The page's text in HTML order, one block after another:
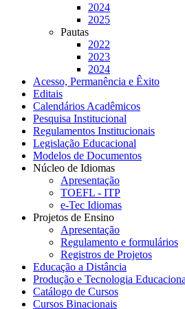
2024
2025
Pautas
2022
2023
2024
Acesso, Permanência e Êxito
Editais
Calendários Acadêmicos
Pesquisa Institucional
Regulamentos Institucionais
Legislação Educacional
Modelos de Documentos
Núcleo de Idiomas
Apresentação
TOEFL - ITP
e-Tec Idiomas
Projetos de Ensino
Apresentação
Regulamento e formulários
Registros de Projetos
Educação a Distância
Produção e Tecnologia
Catálogo de Cursos
Cursos Binacionais